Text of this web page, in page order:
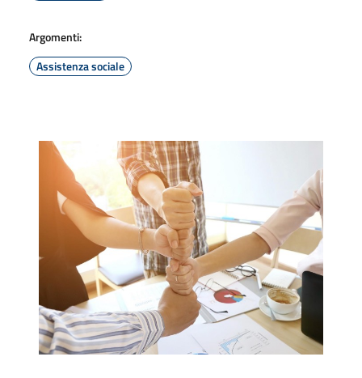
Argomenti:
Assistenza sociale